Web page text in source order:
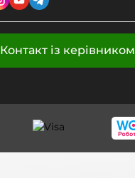
Контакт із керівником